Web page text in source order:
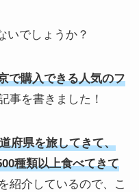
いでしょうか？
で購入できる人気のフ
事を書きました！
府県を旅してきて、
種類以上食べてきて
紹介しているので、こ